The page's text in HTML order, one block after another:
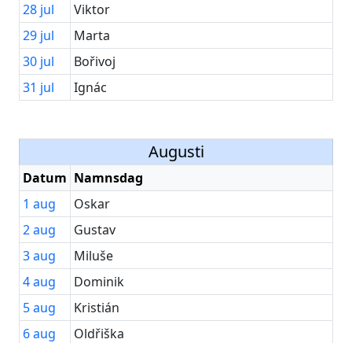
28 jul
Viktor
29 jul
Marta
30 jul
Bořivoj
31 jul Ignác
Augusti
Datum Namnsdag
1 aug
Oskar
2aug
Gustav
3aug
Miluše
4aug
Dominik
5aug
Kristián
6aug
Oldřiška